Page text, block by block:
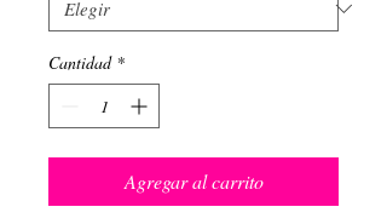
Cantidad *
Agregar al carrito